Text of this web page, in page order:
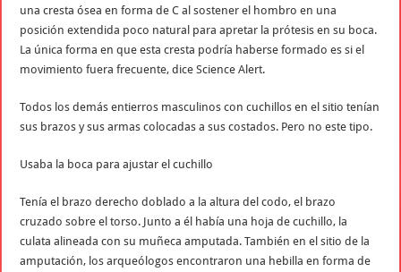
una cresta ósea en forma de C al sostener el hombro en una
posición extendida poco natural para apretar la prótesis en su boca.
La única forma en que esta cresta podría haberse formado es si el
movimiento fuera frecuente, dice Science Alert.
Todos los demás entierros masculinos con cuchillos en el sitio tenían
sus brazos y sus armas colocadas a sus costados. Pero no este tipo.
Usaba la boca para ajustar el cuchillo​
Tenía el brazo derecho doblado a la altura del codo, el brazo
cruzado sobre el torso. Junto a él había una hoja de cuchillo, la
culata alineada con su muñeca amputada. También en el sitio de la
amputación, los arqueólogos encontraron una hebilla en forma de